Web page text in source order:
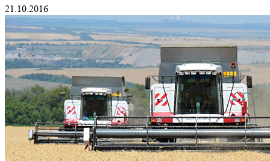
21.10.2016